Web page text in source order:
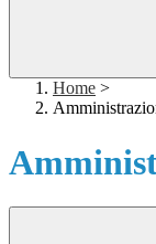
Home >